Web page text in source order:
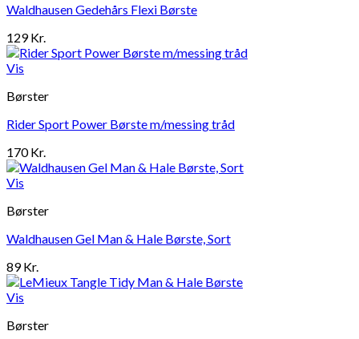
Waldhausen Gedehårs Flexi Børste
129Kr.
Vis
Børster
Rider Sport Power Børste m/messing tråd
170Kr.
Vis
Børster
Waldhausen Gel Man & Hale Børste, Sort
89Kr.
Vis
Børster